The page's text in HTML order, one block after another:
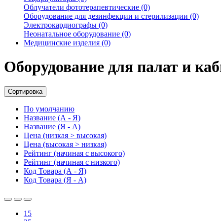
Облучатели фототерапевтические (0)
Оборудование для дезинфекции и стерилизации (0)
Электрокардиографы (0)
Неонатальное оборудование (0)
Медицинские изделия (0)
Оборудование для палат и
Сортировка
По умолчанию
Название (А - Я)
Название (Я - А)
Цена (низкая > высокая)
Цена (высокая > низкая)
Рейтинг (начиная с высокого)
Рейтинг (начиная с низкого)
Код Товара (А - Я)
Код Товара (Я - А)
15